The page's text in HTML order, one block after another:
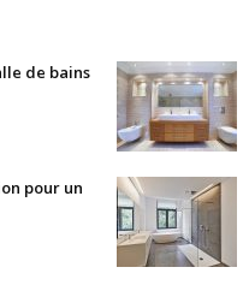
de bains
pour un